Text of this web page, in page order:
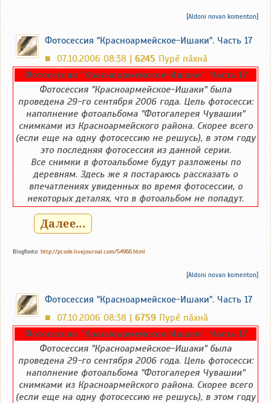
[Aldoni novan komenton]
Фотосессия "Красноармейское-Ишаки". Часть 17
■ 07.10.2006 08:38 | 6245 Пурĕ пăхнă
Фотосессия "Красноармейское-Ишаки". Часть 17
Фотосессия "Красноармейское-Ишаки" была
проведена 29-го сентября 2006 года. Цель фотосесси:
наполнение фотоальбома "Фотогалерея Чувашии"
снимками из Красноармейского района. Скорее всего
(если еще на одну фотосессию не решусь), в этом году
это последняя фотосессия из данной серии.
Все снимки в фотоальбоме будут разложены по
деревням. Здесь же я постараюсь рассказать о
впечатлениях увиденных во время фотосессии, о
некоторых деталях, что в фотоальбом не попадут.
Далее...
Blogfonto: http://pcode.livejournal.com/54966.html
[Aldoni novan komenton]
Фотосессия "Красноармейское-Ишаки". Часть 17
■ 07.10.2006 08:38 | 6759 Пурĕ пăхнă
Фотосессия "Красноармейское-Ишаки". Часть 17
Фотосессия "Красноармейское-Ишаки" была
проведена 29-го сентября 2006 года. Цель фотосесси:
наполнение фотоальбома "Фотогалерея Чувашии"
снимками из Красноармейского района. Скорее всего
(если еще на одну фотосессию не решусь), в этом году